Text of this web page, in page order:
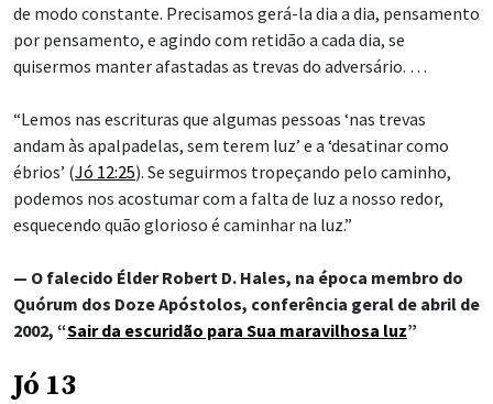
de modo constante. Precisamos gerá-la dia a dia, pensamento
por pensamento, e agindo com retidão a cada dia, se
quisermos manter afastadas as trevas do adversário. …
“Lemos nas escrituras que algumas pessoas ‘nas trevas
andam às apalpadelas, sem terem luz’ e a ‘desatinar como
ébrios’ (Jó 12:25). Se seguirmos tropeçando pelo caminho,
podemos nos acostumar com a falta de luz a nosso redor,
esquecendo quão glorioso é caminhar na luz.”
— O falecido Élder Robert D. Hales, na época membro do
Quórum dos Doze Apóstolos, conferência geral de abril de
2002, “Sair da escuridão para Sua maravilhosa luz”
Jó 13